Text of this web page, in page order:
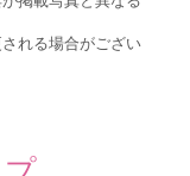
れる場合がござい